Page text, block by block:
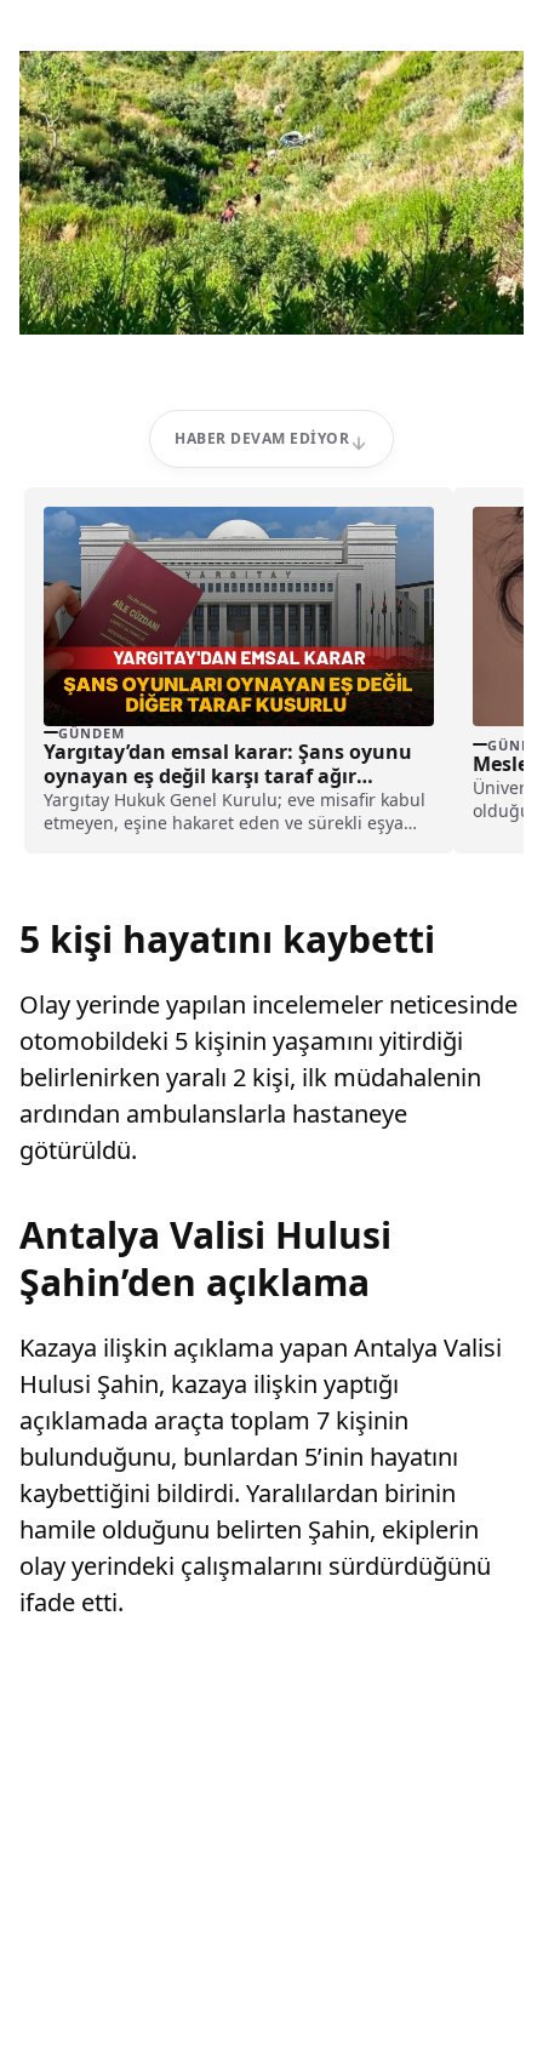
HABER DEVAM EDIYOR
GÜNDEM
Yargıtay’dan emsal karar: Şans oyunu
oynayan eş değil karşı taraf ağır
kusurlu sayıldı
Yargıtay Hukuk Genel Kurulu; eve misafir kabul
etmeyen, eşine hakaret eden ve sürekli eşya
olduğu
5 kişi hayatını kaybetti
Olay yerinde yapılan incelemeler neticesinde
otomobildeki 5 kişinin yaşamını yitirdiği
belirlenirken yaralı 2 kişi, ilk müdahalenin
ardından ambulanslarla hastaneye
götürüldü.
Antalya Valisi Hulusi
Şahin’den açıklama
Kazaya ilişkin açıklama yapan Antalya Valisi
Hulusi Şahin, kazaya ilişkin yaptığı
açıklamada araçta toplam 7 kişinin
bulunduğunu, bunlardan 5’inin hayatını
kaybettiğini bildirdi. Yaralılardan birinin
hamile olduğunu belirten Şahin, ekiplerin
olay yerindeki çalışmalarını sürdürdüğünü
ifade etti.